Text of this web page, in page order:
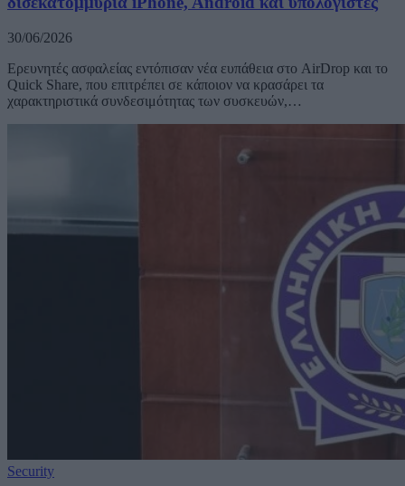
30/06/2026
Ερευνητές ασφαλείας εντόπισαν νέα ευπάθεια στο AirDrop και το
Quick Share, που επιτρέπει σε κάποιον να κρασάρει τα
χαρακτηριστικά συνδεσιμότητας των συσκευών,…
Security